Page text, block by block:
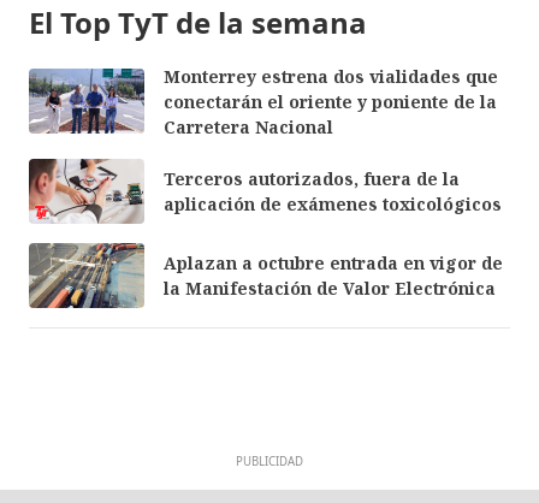
El Top TyT de la semana
Monterrey estrena dos vialidades que
conectarán el oriente y poniente de la
Carretera Nacional
Terceros autorizados, fuera de la
aplicación de exámenes toxicológicos
Aplazan a octubre entrada en vigor de
la Manifestación de Valor Electrónica
PUBLICIDAD